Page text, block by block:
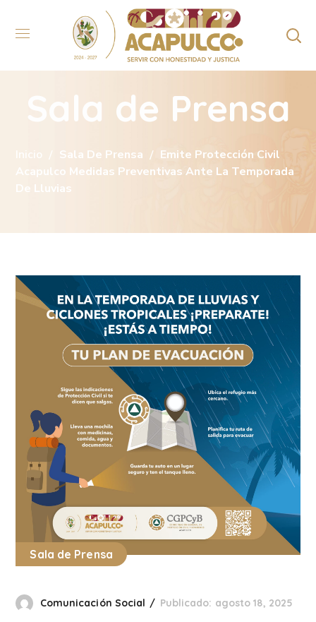
Sala de Prensa
Inicio Sala De Prensa
Emite Protección Civil
Acapulco Medidas Preventivas Ante La Temporada
De Lluvias
Sala de Prensa
Comunicación Social Publicado: agosto 18, 2025